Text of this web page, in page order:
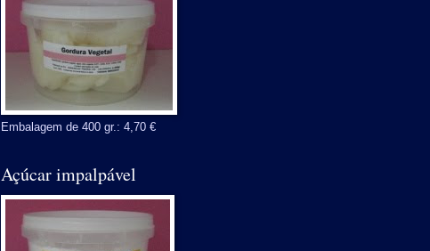
Embalagem de 400 gr.: 4,70 €
Açúcar impalpável